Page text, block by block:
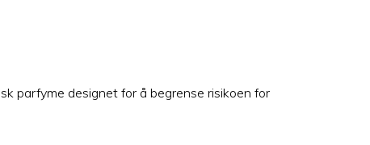
parfyme designet for å begrense risikoen for